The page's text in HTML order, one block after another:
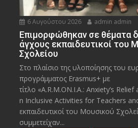
6 Αυγούστου 2026 admin admin
Eπιμορφώθηκαν σε θέματα
άγχους εκπαιδευτικοί του
Σχολείου
Στο πλαίσιο της υλοποίησης του
προγράμματος Erasmus+ με
τίτλο «A.R.M.ON.I.A.: Anxiety’s
n Inclusive Activities for Teachers
εκπαιδευτικοί του Μουσικού
συμμετείχαν...